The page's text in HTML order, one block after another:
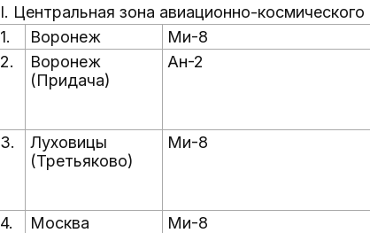
I. Центральная зона авиационно-
1.
Воронеж Ми-8
2.
Воронеж
(Придача)
Ан-2
3.
Луховицы
(Третьяково)
Ми-8
4.
Москва Ми-8